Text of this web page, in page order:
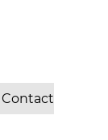
Contact